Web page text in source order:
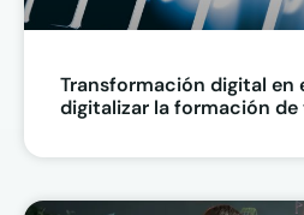
Transformación digital en
digitalizar la formación